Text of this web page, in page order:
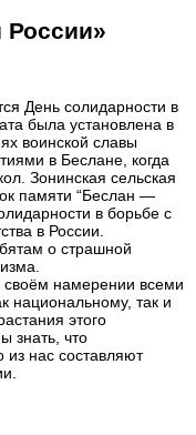
День солидарности в
была установлена в
воинской славы
в Беслане, когда
Зонинская сельская
памяти “Беслан —
в борьбе с
в России.
о страшной
намерении всеми
национальному, так и
этого
знать, что
из нас составляют